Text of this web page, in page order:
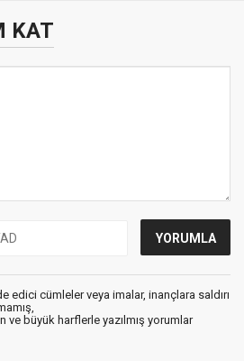
KAT
edici cümleler veya imalar, inançlara saldırı
ve büyük harflerle yazılmış yorumlar